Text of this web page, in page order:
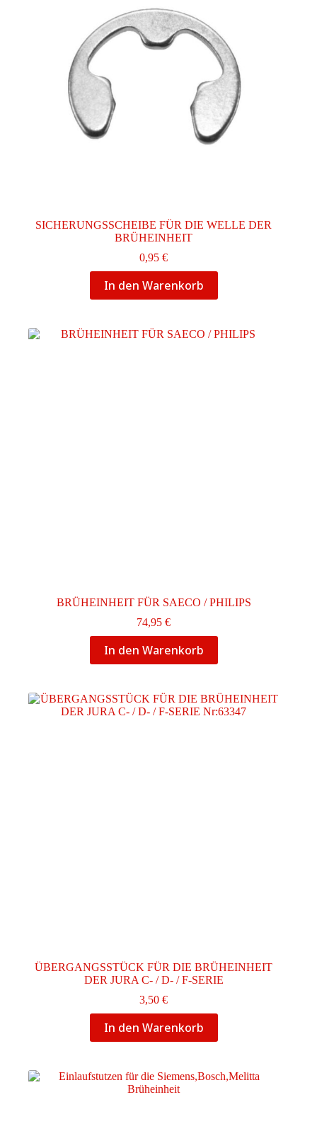
SICHERUNGSSCHEIBE FÜR DIE WELLE DER
BRÜHEINHEIT
0,95€
In den Warenkorb
BRÜHEINHEIT FÜR SAECO / PHILIPS
74,95€
In den Warenkorb
ÜBERGANGSSTÜCK FÜR DIE BRÜHEINHEIT
DER JURA C- / D- / F-SERIE
3,50€
In den Warenkorb